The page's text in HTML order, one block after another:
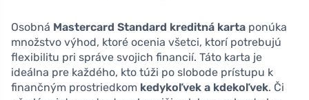
Osobná Mastercard Standard kreditná karta ponúka
množstvo výhod, ktoré ocenia všetci, ktorí potrebujú
flexibilitu pri správe svojich financií. Táto karta je
ideálna pre každého, kto túži po slobode prístupu k
finančným prostriedkom kedykoľvek a kdekoľvek. Či